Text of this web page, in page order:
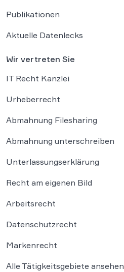
Publikationen
Aktuelle Datenlecks
Wir vertreten Sie
IT Recht Kanzlei
Urheberrecht
Abmahnung Filesharing
Abmahnung unterschreiben
Unterlassungserklärung
Recht am eigenen Bild
Arbeitsrecht
Datenschutzrecht
Markenrecht
Alle Tätigkeitsgebiete ansehen